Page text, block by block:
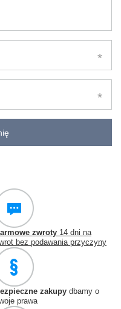
zwroty 14 dni na
bez podawania przyczyny
zakupy dbamy o
prawa